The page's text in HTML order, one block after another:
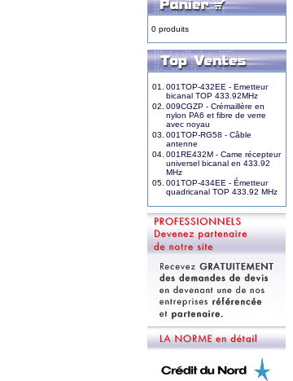
0 produits
01.
001TOP-432EE - Emetteur
bicanal TOP 433.92MHz
02. 009CGZP - Crémaillère en
nylon PA6 et fibre de verre
avec noyau
03. 001TOP-RG58 - Câble
antenne
04. 001RE432M - Came récepteur
universel bicanal en 433.92
MHz
05. 001TOP-434EE - Émetteur
quadricanal TOP 433.92 MHz